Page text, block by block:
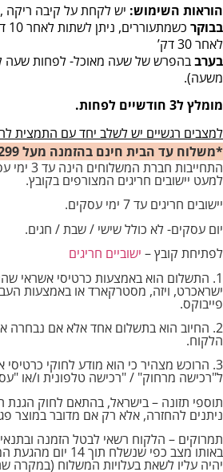
הוראות השימוש: יש לקחת על קיבה ריקה ,
בבוקר
לאחר 30 דק’
בערבבהפרש של שעה מאוכל- לפחות שעה
משעה).
מומלץ ל3 חודשיים לפחות.
למצבים רגשיים יש לשלב יחד עם התמצית
*משלוח עד הבית חינם בהזמנה מעל ₪299
התחייבות
למעט יישובים חריגים המצורפים בקובץ.
יישובים חריגים עד 7 ימי עסקים.
יום עסקים- לא כולל שישי / שבת / חגים.
לפתיחת קובץ – ישוביים חריגים
1. התשלום הוא באמצעות כרטיסי אשראי
ישראכרט, ויזה, מסטרקארד או באמצעות
פייבוקס.
2. החיוב הוא בתשלום אחד אלא אם נבחרה
הלקוח.
3. הרוכש מצהיר כי הוא מודע לחוקי
ל"רכישה מרחוק" / "רכישה טלפונית ו/או
תוספי תזונה – בישראל, בהתאם לחוק הגנת
ניתנים להחזרה, אלא רק אם מדובר במוצר
תמרוקים – הלקוח רשאי לבטל הזמנה
באותו מצב כפי שנשלח
יהיה עליו לשאת בעלויות המשלוח (במקרה